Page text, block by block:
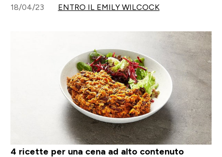
18/04/23 ENTRO IL EMILY WILCOCK
4 ricette per una cena ad alto contenuto